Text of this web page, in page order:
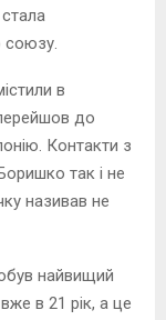
союзу.
в
до
Контакти з
так і не
називав не
найвищий
в 21 рік, а це